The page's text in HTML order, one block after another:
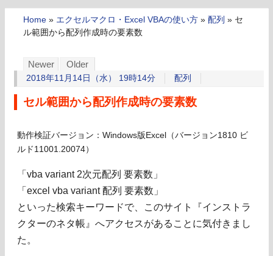
Home » エクセルマクロ・Excel VBAの使い方 » 配列 » セ
ル範囲から配列作成時の要素数
Newer Older
2018年11月14日（水） 19時14分 配列
セル範囲から配列作成時の要素数
動作検証バージョン：Windows版Excel（バージョン1810 ビ
ルド11001.20074）
「vba variant 2次元配列 要素数」
「excel vba variant 配列 要素数」
といった検索キーワードで、このサイト『インストラ
クターのネタ帳』へアクセスがあることに気付きまし
た。